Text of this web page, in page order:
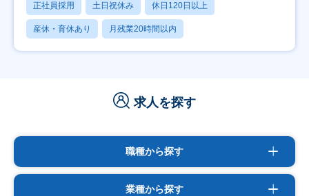
正社員採用 土日祝休み 休日120日以上
産休・育休あり 月残業20時間以内
求人を探す
職種から探す
業種から探す